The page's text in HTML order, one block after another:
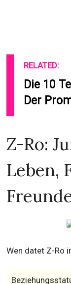
RELATED:
Die 10
Der
Z-Ro:
Leben,
Wen datet Z-Ro